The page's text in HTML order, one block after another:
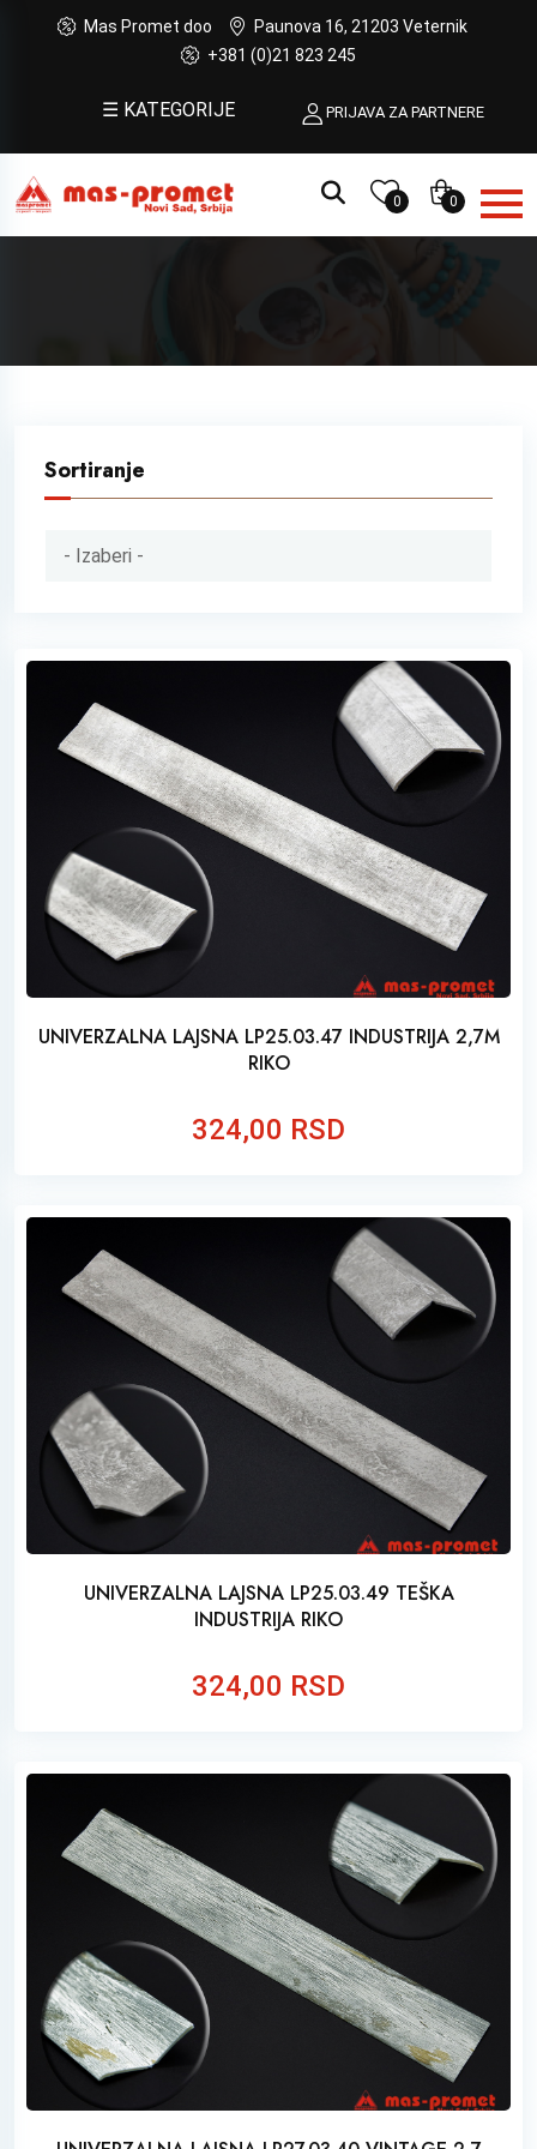
Mas Promet doo
Paunova 16, 21203 Veternik
+381 (0)21 823 245
☰ KATEGORIJE PRIJAVA ZA PARTNERE
0 0
Sortiranje
UNIVERZALNA LAJSNA LP25.03.47 INDUSTRIJA 2,7M
RIKO
324,00 RSD
UNIVERZALNA LAJSNA LP25.03.49 TEŠKA
INDUSTRIJA RIKO
324,00 RSD